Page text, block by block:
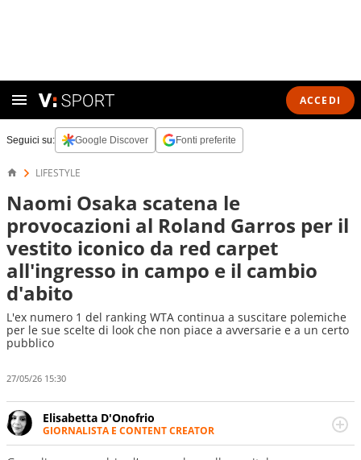
ACCEDI
Seguici su: Google Discover Fonti preferite
LIFESTYLE
Naomi Osaka scatena le
provocazioni al Roland Garros per il
vestito iconico da red carpet
all'ingresso in campo e il cambio
d'abito
L'ex numero 1 del ranking WTA continua a suscitare polemiche
per le sue scelte di look che non piace a avversarie e a un certo
pubblico
27/05/26 15:30
Elisabetta D'Onofrio
GIORNALISTA E CONTENT CREATOR
Giornalista professionista dal 2007, scrive per curiosità